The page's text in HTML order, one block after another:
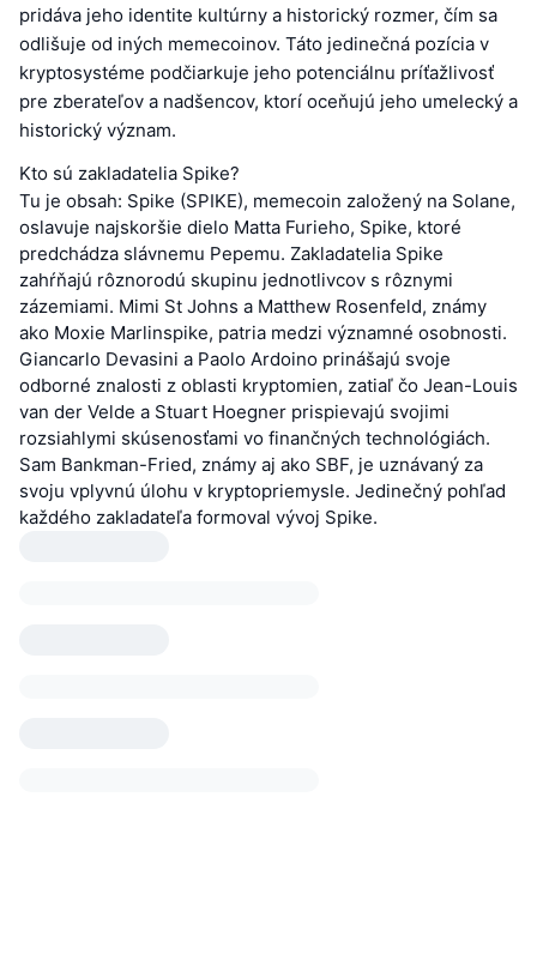
pridáva jeho identite kultúrny a historický rozmer, čím sa
odlišuje od iných memecoinov. Táto jedinečná pozícia v
kryptosystéme podčiarkuje jeho potenciálnu príťažlivosť
pre zberateľov a nadšencov, ktorí oceňujú jeho umelecký a
historický význam.
Kto sú zakladatelia Spike?
Tu je obsah: Spike (SPIKE), memecoin založený na Solane,
oslavuje najskoršie dielo Matta Furieho, Spike, ktoré
predchádza slávnemu Pepemu. Zakladatelia Spike
zahŕňajú rôznorodú skupinu jednotlivcov s rôznymi
zázemiami. Mimi St Johns a Matthew Rosenfeld, známy
ako Moxie Marlinspike, patria medzi významné osobnosti.
Giancarlo Devasini a Paolo Ardoino prinášajú svoje
odborné znalosti z oblasti kryptomien, zatiaľ čo Jean-Louis
van der Velde a Stuart Hoegner prispievajú svojimi
rozsiahlymi skúsenosťami vo finančných technológiách.
Sam Bankman-Fried, známy aj ako SBF, je uznávaný za
svoju vplyvnú úlohu v kryptopriemysle. Jedinečný pohľad
každého zakladateľa formoval vývoj Spike.